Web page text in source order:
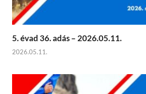
5. évad 36. adás – 2026.05.11.
2026.05.11.